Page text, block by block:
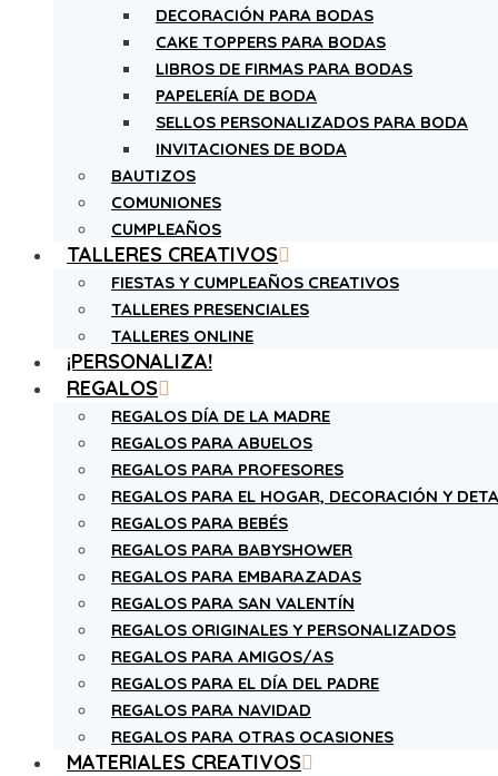
DECORACIÓN PARA BODAS
CAKE TOPPERS PARA BODAS
LIBROS DE FIRMAS PARA BODAS
PAPELERÍA DE BODA
SELLOS PERSONALIZADOS PARA BODA
INVITACIONES DE BODA
BAUTIZOS
COMUNIONES
CUMPLEAÑOS
TALLERES CREATIVOS
FIESTAS Y CUMPLEAÑOS CREATIVOS
TALLERES PRESENCIALES
TALLERES ONLINE
¡PERSONALIZA!
REGALOS
REGALOS DÍA DE LA MADRE
REGALOS PARA ABUELOS
REGALOS PARA PROFESORES
REGALOS PARA EL HOGAR, DECORACIÓN Y
REGALOS PARA BEBÉS
REGALOS PARA BABYSHOWER
REGALOS PARA EMBARAZADAS
REGALOS PARA SAN VALENTÍN
REGALOS ORIGINALES Y PERSONALIZADOS
REGALOS PARA AMIGOS/AS
REGALOS PARA EL DÍA DEL PADRE
REGALOS PARA NAVIDAD
REGALOS PARA OTRAS OCASIONES
MATERIALES CREATIVOS